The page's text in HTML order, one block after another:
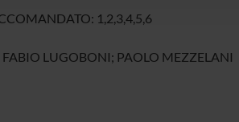
1,2,3,4,5,6
LUGOBONI; PAOLO MEZZELANI